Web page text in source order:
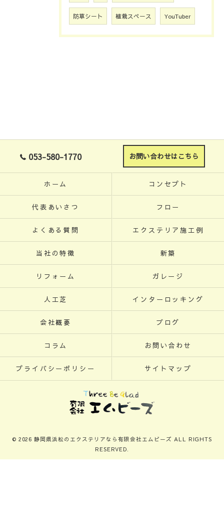
防草シート 植栽スペース YouTuber
053-580-1770 お問い合わせはこちら
ホーム コンセプト
代表あいさつ フロー
よくある質問 エクステリア施工例
当社の特徴 新築
リフォーム ガレージ
人工芝 インターロッキング
会社概要 ブログ
コラム お問い合わせ
プライバシーポリシー サイトマップ
© 2026 静岡県浜松のエクステリアなら有限会社エムビーズ ALL RIGHTS
RESERVED.